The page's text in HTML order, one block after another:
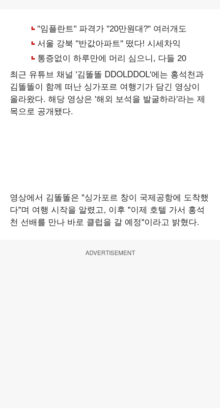
최근 유튜브 채널 '김똘똘 DDOLDDOL'에는 홍석천과
김똘똘이 함께 떠난 싱가포르 여행기가 담긴 영상이
올라왔다. 해당 영상은 '해외 보석을 발굴하라'라는 제
목으로 공개됐다.
영상에서 김똘똘은 "싱가포르 창이 국제공항에 도착했
다"며 여행 시작을 알렸고, 이후 "이제 호텔 가서 홍석
천 선배를 만나 바로 클럽을 갈 예정"이라고 밝혔다.
ADVERTISEMENT